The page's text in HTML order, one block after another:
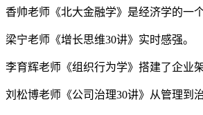
香帅老师《北大金融学》是经济学的一
梁宁老师《增长思维30讲》实时感强。
李育辉老师《组织行为学》搭建了企业架
刘松博老师《公司治理30讲》从管理到